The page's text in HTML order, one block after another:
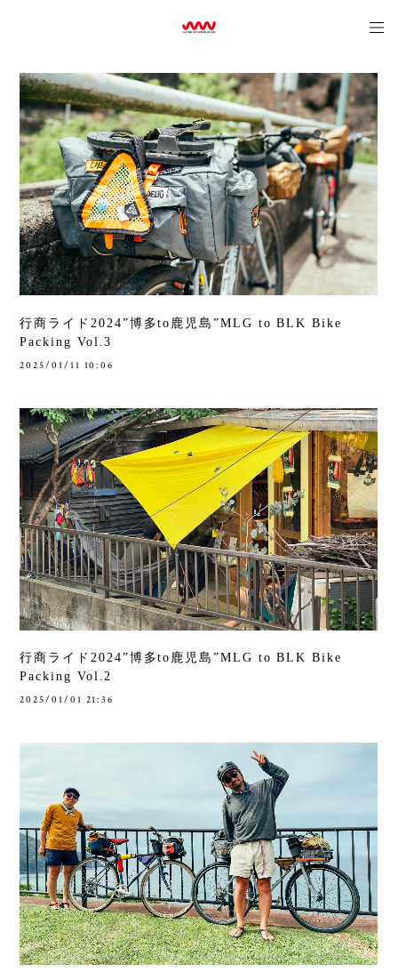
行商ライド2024”博多to鹿児島”MLG to BLK Bike
Packing Vol.3
2025/01/11 10:06
行商ライド2024”博多to鹿児島”MLG to BLK Bike
Packing Vol.2
2025/01/01 21:36